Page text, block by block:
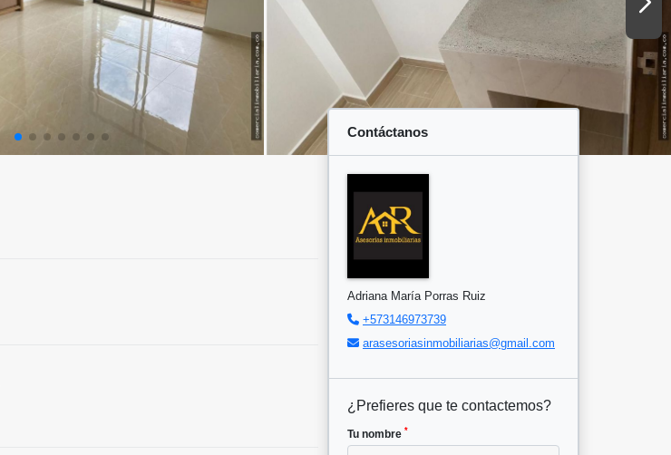
Contáctanos
Adriana María Porras Ruiz
+573146973739
arasesoriasinmobiliarias@gmail.com
¿Prefieres que te contactemos?
Tu nombre *